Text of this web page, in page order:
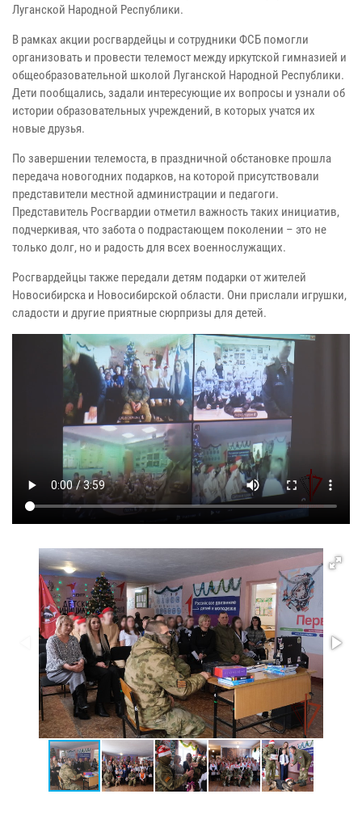
Луганской Народной Республики.
В рамках акции росгвардейцы и сотрудники ФСБ помогли
организовать и провести телемост между иркутской гимназией и
общеобразовательной школой Луганской Народной Республики.
Дети пообщались, задали интересующие их вопросы и узнали об
истории образовательных учреждений, в которых учатся их
новые друзья.
По завершении телемоста, в праздничной обстановке прошла
передача новогодних подарков, на которой присутствовали
представители местной администрации и педагоги.
Представитель Росгвардии отметил важность таких инициатив,
подчеркивая, что забота о подрастающем поколении – это не
только долг, но и радость для всех военнослужащих.
Росгвардейцы также передали детям подарки от жителей
Новосибирска и Новосибирской области. Они прислали игрушки,
сладости и другие приятные сюрпризы для детей.